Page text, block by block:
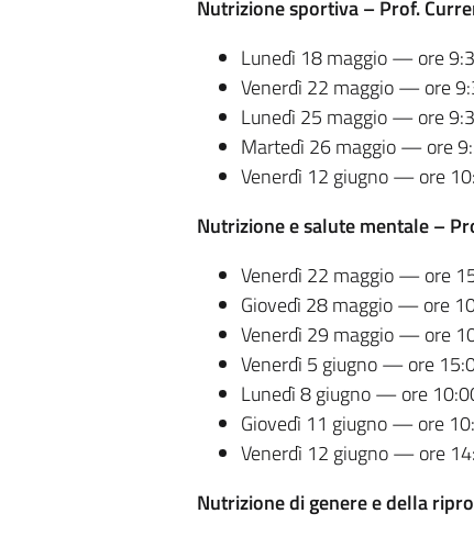
Nutrizione sportiva – Prof.
Lunedì 18 maggio — ore
Venerdì 22 maggio — ore
Lunedì 25 maggio — ore
Martedì 26 maggio — ore
Venerdì 12 giugno — ore
Nutrizione e salute mentale –
Venerdì 22 maggio — ore
Giovedì 28 maggio — ore
Venerdì 29 maggio — ore
Venerdì 5 giugno — ore
Lunedì 8 giugno — ore
Giovedì 11 giugno — ore
Venerdì 12 giugno — ore
Nutrizione di genere e della